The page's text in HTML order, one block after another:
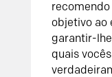
objetivo ao
garantir-
quais